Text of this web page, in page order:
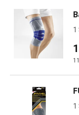
Sets
1
1